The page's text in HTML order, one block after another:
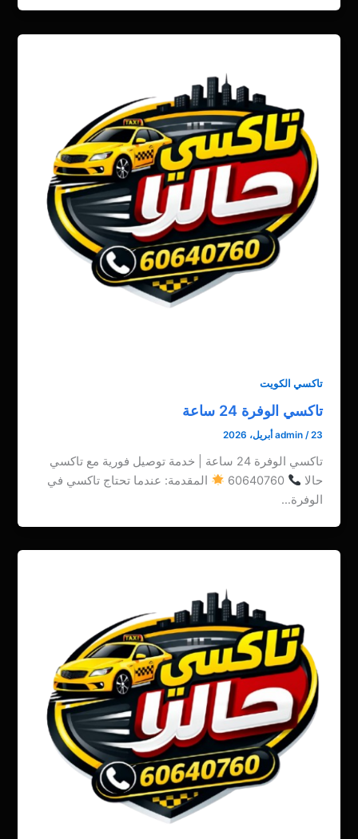
تاكسي الكويت
تاكسي الوفرة 24 ساعة
admin /23 أبريل، 2026
تاكسي الوفرة 24 ساعة | خدمة توصيل فورية مع تاكسي
حالا
المقدمة: عندما تحتاج تاكسي في
الوفرة…